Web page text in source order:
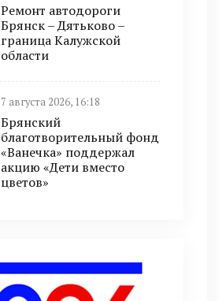
Ремонт автодороги
Брянск – Дятьково –
граница Калужской
области
7 августа 2026, 16:18
Брянский
благотворительный фонд
«Ванечка» поддержал
акцию «Дети вместо
цветов»